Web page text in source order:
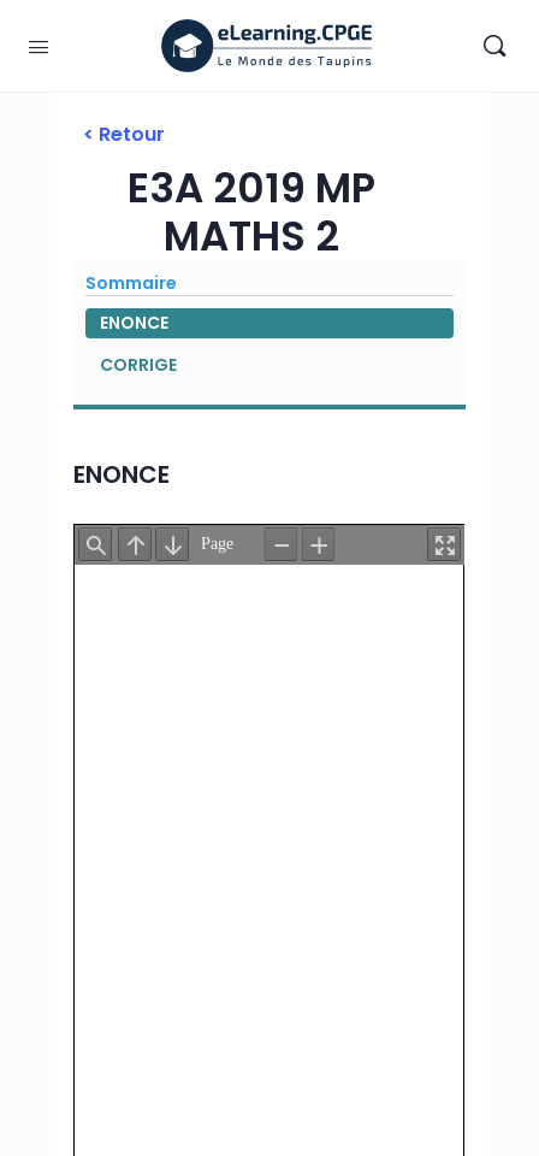
< Retour
E3A 2019 MP
MATHS 2
Sommaire
ENONCE
CORRIGE
ENONCE